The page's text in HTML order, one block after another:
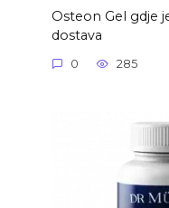
Osteon Gel gdje
dostava
0 285